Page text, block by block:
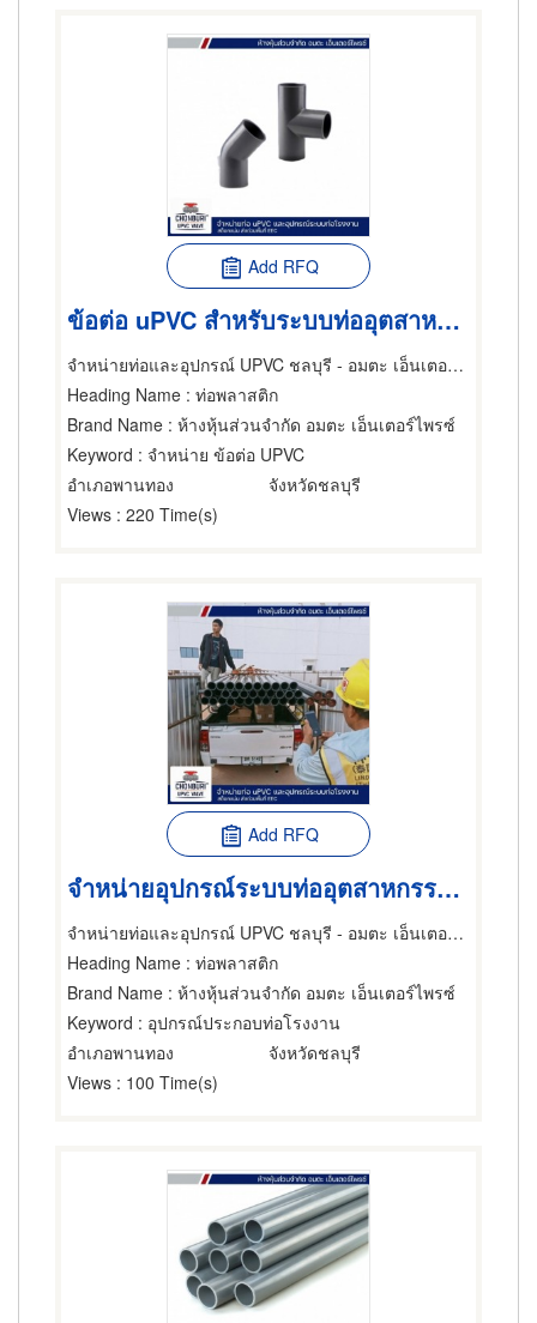
Add RFQ
ข้อต่อ uPVC สำหรับระบบท่ออุตสาหกรรม
จำหน่ายท่อและอุปกรณ์ UPVC ชลบุรี - อมตะ เอ็นเตอร์ไพรซ์
Heading Name : ท่อพลาสติก
Brand Name : ห้างหุ้นส่วนจำกัด อมตะ เอ็นเตอร์ไพรซ์
Keyword : จำหน่าย ข้อต่อ UPVC
อำเภอพานทอง
จังหวัดชลบุรี
Views : 220 Time(s)
Add RFQ
จำหน่ายอุปกรณ์ระบบท่ออุตสาหกรรม ชลบุรี
จำหน่ายท่อและอุปกรณ์ UPVC ชลบุรี - อมตะ เอ็นเตอร์ไพรซ์
Heading Name : ท่อพลาสติก
Brand Name : ห้างหุ้นส่วนจำกัด อมตะ เอ็นเตอร์ไพรซ์
Keyword : อุปกรณ์ประกอบท่อโรงงาน
อำเภอพานทอง
จังหวัดชลบุรี
Views : 100 Time(s)